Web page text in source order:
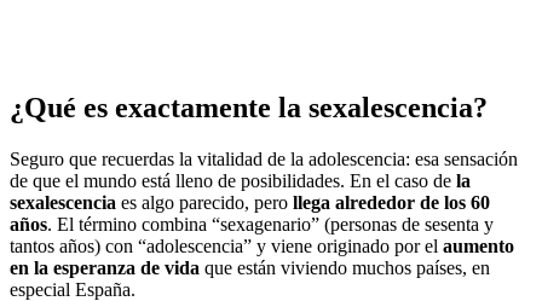
¿Qué es exactamente la sexalescencia?
Seguro que recuerdas la vitalidad de la adolescencia: esa sensación
de que el mundo está lleno de posibilidades. En el caso de la
sexalescencia es algo parecido, pero llega alrededor de los 60
años. El término combina “sexagenario” (personas de sesenta y
tantos años) con “adolescencia” y viene originado por el aumento
en la esperanza de vida que están viviendo muchos países, en
especial España.